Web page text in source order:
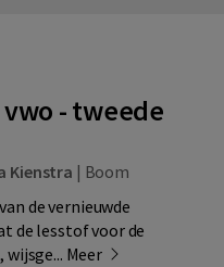
- tweede
Kienstra | Boom
de vernieuwde
de lesstof voor de
Meer